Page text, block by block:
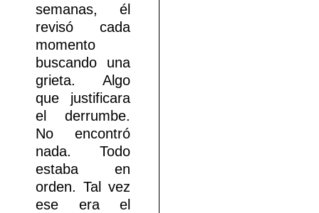
semanas, él
revisó cada
momento
buscando una
grieta. Algo
que justificara
el derrumbe.
No encontró
nada. Todo
estaba en
orden. Tal vez
ese era el